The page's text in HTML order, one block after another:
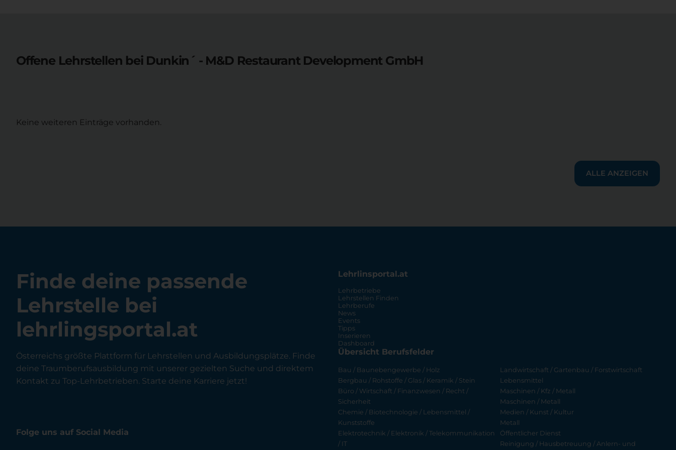
Offene Lehrstellen bei Dunkin´ - M&D Restaurant Development GmbH
Keine weiteren Einträge vorhanden.
ALLE ANZEIGEN
Finde deine passende
Lehrstelle bei
lehrlingsportal.at
Österreichs größte Plattform für Lehrstellen und Ausbildungsplätze. Finde
deine Traumberufsausbildung mit unserer gezielten Suche und direktem
Kontakt zu Top-Lehrbetrieben. Starte deine Karriere jetzt!
Folge uns auf Social Media
Lehrlinsportal.at
Lehrbetriebe
Lehrstellen Finden
Lehrberufe
News
Events
Tipps
Inserieren
Dashboard
Übersicht Berufsfelder
Bau / Baunebengewerbe / Holz
Bergbau / Rohstoffe / Glas / Keramik / Stein
Büro / Wirtschaft / Finanzwesen / Recht /
Sicherheit
Chemie / Biotechnologie / Lebensmittel /
Kunststoffe
Elektrotechnik / Elektronik / Telekommunikation
/ IT
Landwirtschaft / Gartenbau / Forstwirtschaft
Lebensmittel
Maschinen / Kfz / Metall
Maschinen / Metall
Medien / Kunst / Kultur
Metall
Öffentlicher Dienst
Reinigung / Hausbetreuung / Anlern- und